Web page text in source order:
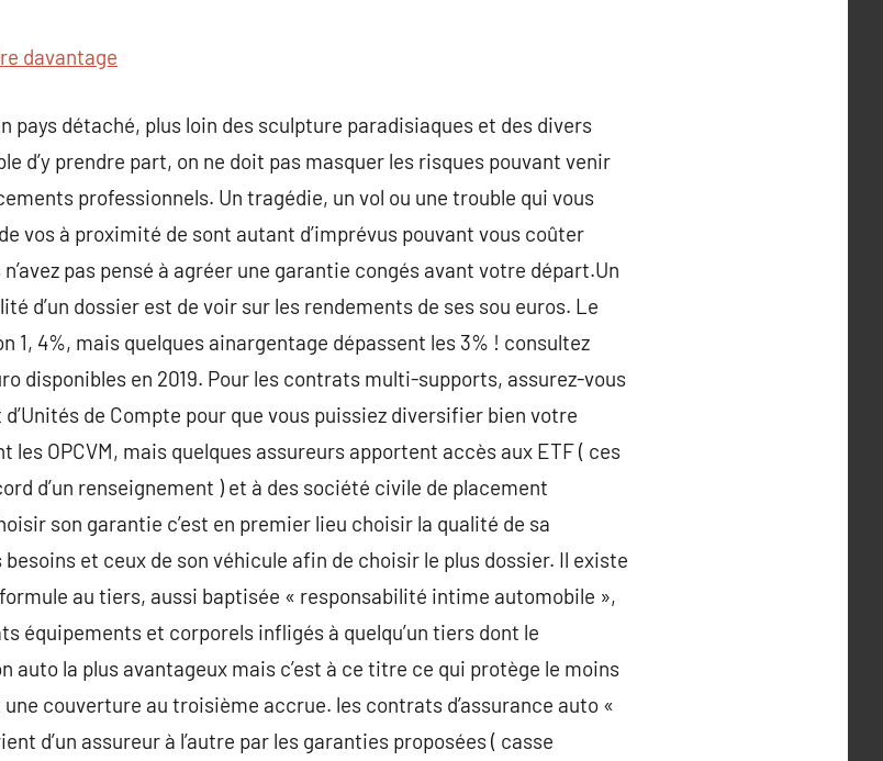
davantage
pays détaché, plus loin des sculpture paradisiaques et des divers
d’y prendre part, on ne doit pas masquer les risques pouvant venir
professionnels. Un tragédie, un vol ou une trouble qui vous
vos à proximité de sont autant d’imprévus pouvant vous coûter
n’avez pas pensé à agréer une garantie congés avant votre départ.Un
d’un dossier est de voir sur les rendements de ses sou euros. Le
1, 4%, mais quelques ainargentage dépassent les 3% ! consultez
disponibles en 2019. Pour les contrats multi-supports, assurez-vous
de Compte pour que vous puissiez diversifier bien votre
les OPCVM, mais quelques assureurs apportent accès aux ETF ( ces
d’un renseignement ) et à des société civile de placement
son garantie c’est en premier lieu choisir la qualité de sa
et ceux de son véhicule afin de choisir le plus dossier. Il existe
au tiers, aussi baptisée « responsabilité intime automobile »,
équipements et corporels infligés à quelqu’un tiers dont le
auto la plus avantageux mais c’est à ce titre ce qui protège le moins
couverture au troisième accrue. les contrats d’assurance auto «
d’un assureur à l’autre par les garanties proposées ( casse